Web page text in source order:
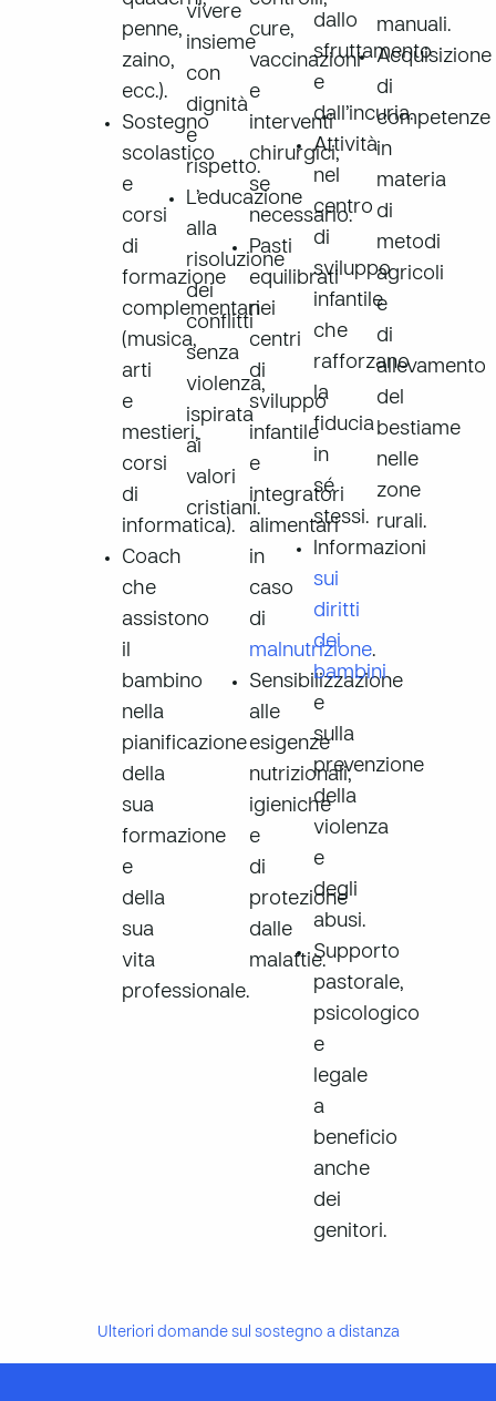
penne,
zaino,
ecc.).
Sostegno
scolastico
e
corsi
di
formazione
complementari
(musica,
arti
e
mestieri,
corsi
di
informatica).
Coach
che
assistono
il
bambino
nella
pianificazione
della
sua
formazione
e
della
sua
vita
professionale.
vivere
insieme
con
dignità
e
rispetto.
L’educazione
alla
risoluzione
dei
conflitti
senza
violenza,
ispirata
ai
valori
cristiani.
cure,
vaccinazioni
e
interventi
chirurgici,
se
necessario.
Pasti
equilibrati
nei
centri
di
sviluppo
infantile
e
integratori
alimentari
in
caso
di
malnutrizione.
Sensibilizzazione
alle
esigenze
nutrizionali,
igieniche
e
di
protezione
dalle
malattie.
dallo
sfruttamento
e
dall’incuria.
Attività
nel
centro
di
sviluppo
infantile
che
rafforzano
la
fiducia
in
sé
stessi.
Informazioni
sui
diritti
dei
bambini
e
sulla
prevenzione
della
violenza
e
degli
abusi.
Supporto
pastorale,
psicologico
e
legale
a
beneficio
anche
dei
genitori.
manuali.
Acquisizione
di
competenze
in
materia
di
metodi
agricoli
e
di
allevamento
del
bestiame
nelle
zone
rurali.
Ulteriori domande sul sostegno a distanza